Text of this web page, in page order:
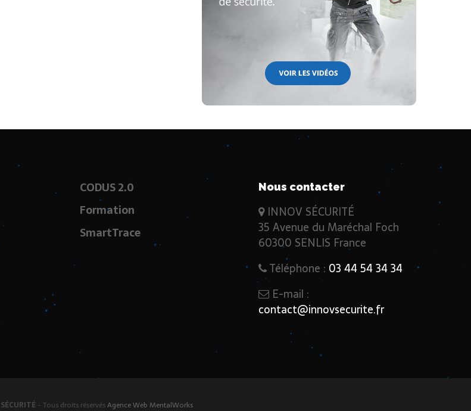
CODUS 2.0
Formation
SmartTrace
Nous contacter
INNOV SÉCURITÉ
35 Avenue du Maréchal Foch
60300 SENLIS France
Téléphone : 03 44 54 34 34
E-mail :
contact@innovsecurite.fr
- Tous droits réservésAgence Web MentalWorks